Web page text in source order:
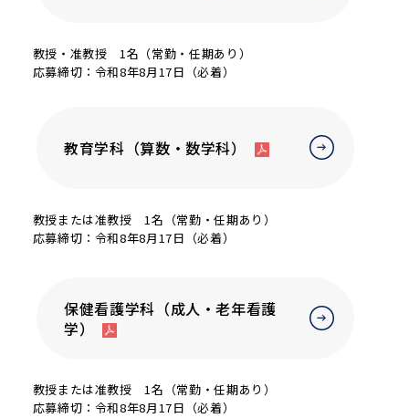
教授・准教授 1名（常勤・任期あり）
応募締切：令和8年8月17日（必着）
教育学科（算数・数学科）
教授または准教授 1名（常勤・任期あり）
応募締切：令和8年8月17日（必着）
保健看護学科（成人・老年看護
学）
教授または准教授 1名（常勤・任期あり）
応募締切：令和8年8月17日（必着）